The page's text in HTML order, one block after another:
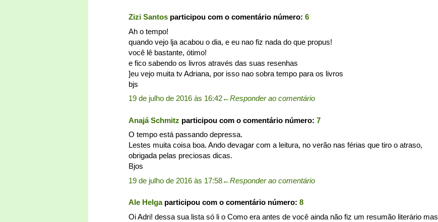
Zizi Santos participou com o comentário número: 6
Ah o tempo!
quando vejo lja acabou o dia, e eu nao fiz nada do que propus!
você lê bastante, ótimo!
e fico sabendo os livros através das suas resenhas
]eu vejo muita tv Adriana, por isso nao sobra tempo para os livros
bjs
19 de julho de 2016 às 16:42←Responder ao comentário
Anajá Schmitz participou com o comentário número: 7
O tempo está passando depressa.
Lestes muita coisa boa. Ando devagar com a leitura, no verão nas férias que tiro o atraso,
obrigada pelas preciosas dicas.
Bjos
19 de julho de 2016 às 17:58←Responder ao comentário
Ale Helgaparticipou com o comentário número: 8
Oi Adri! dessa sua lista só li o Como era antes de você ainda não fiz um resumão literário mas